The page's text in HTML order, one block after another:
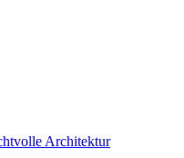
Architektur